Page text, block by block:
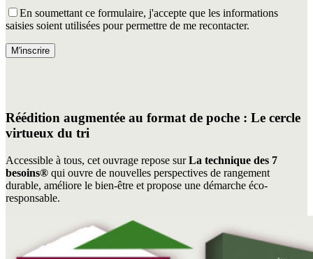
En soumettant ce formulaire, j'accepte que les informations
saisies soient utilisées pour permettre de me recontacter.
Veuillez laisser ce champ vide.
Réédition augmentée au format de poche : Le cercle
virtueux du tri
Accessible à tous, cet ouvrage repose surLa technique des 7
besoins® qui ouvre de nouvelles perspectives de rangement
durable, améliore le bien-être et propose une démarche éco-
responsable.